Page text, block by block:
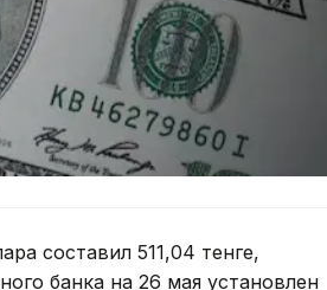
составил 511,04 тенге,
банка на 26 мая установлен